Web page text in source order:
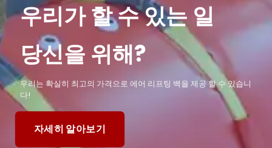
우리가 할 수 있는 일
당신을 위해?
우리는 확실히 최고의 가격으로 에어 리프팅 백을 제공 할 수 있습니
다!
자세히 알아보기